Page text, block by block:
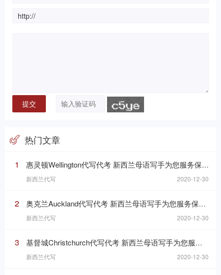
热门文章
1 惠灵顿Wellington代写代考 新西兰母语写手为您服务保障成绩
新西兰代写 2020-12-30
2 奥克兰Auckland代写代考 新西兰母语写手为您服务保障成绩
新西兰代写 2020-12-30
3 基督城Christchurch代写代考 新西兰母语写手为您服务保障成绩
新西兰代写 2020-12-30